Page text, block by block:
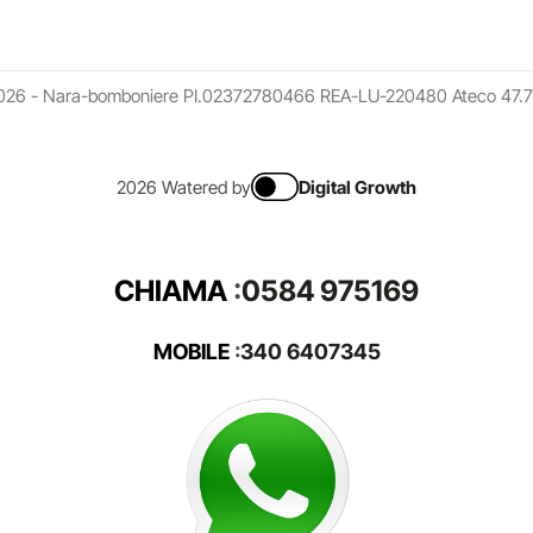
- Nara-bomboniere PI.02372780466 REA-LU-220480 Ateco
2026 Watered by Digital Growth
CHIAMA :0584 975169
MOBILE:340 6407345